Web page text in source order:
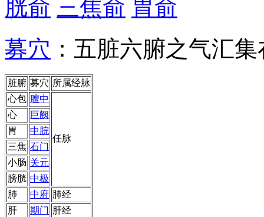
胱俞 三焦俞 胃俞
募穴 ：五脏六腑之气汇
脏腑 募穴 所属经脉
心包 膻中
任脉
心
巨阙
胃
中脘
三焦 石门
小肠 关元
膀胱 中极
肺
中府 肺经
肝
期门 肝经